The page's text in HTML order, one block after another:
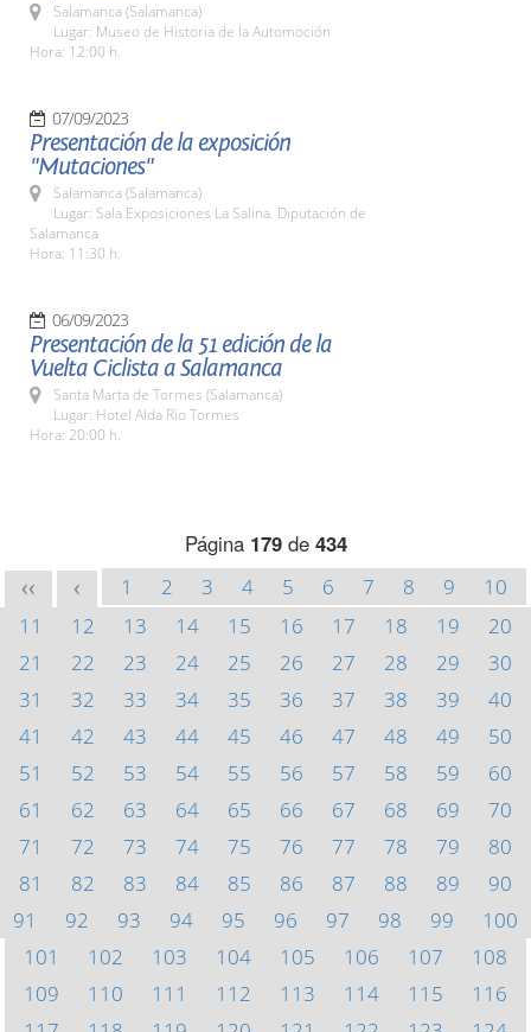
Salamanca (Salamanca)
Lugar: Museo de Historia de la Automoción
Hora: 12:00 h.
07/09/2023
Presentación de la exposición
"Mutaciones"
Salamanca (Salamanca)
Lugar: Sala Exposiciones La Salina. Diputación de
Salamanca
Hora: 11:30 h.
06/09/2023
Presentación de la 51 edición de la
Vuelta Ciclista a Salamanca
Santa Marta de Tormes (Salamanca)
Lugar: Hotel Alda Rio Tormes
Hora: 20:00 h.
Página 179de 434
<< < 1 2 3 4 5 6 7 8 9
10
11
12 13 14 15 16 17 18 19
20
21
22 23 24 25 26 27 28 29
30
31
32 33 34 35 36 37 38 39
40
41
42 43 44 45 46 47 48 49
50
51
52 53 54 55 56 57 58 59
60
61
62 63 64 65 66 67 68 69
70
71
72 73 74 75 76 77 78 79
80
81
82 83 84 85 86 87 88 89
90
91
92 93 94 95 96 97 98 99
100
101
102 103 104 105 106 107
108
109
110 111 112 113 114 115
116